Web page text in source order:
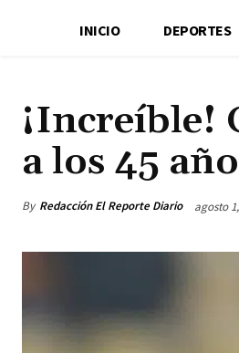
INICIO DEPORTES
¡Increíble!
a los 45
By Redacción El Reporte Diario agosto